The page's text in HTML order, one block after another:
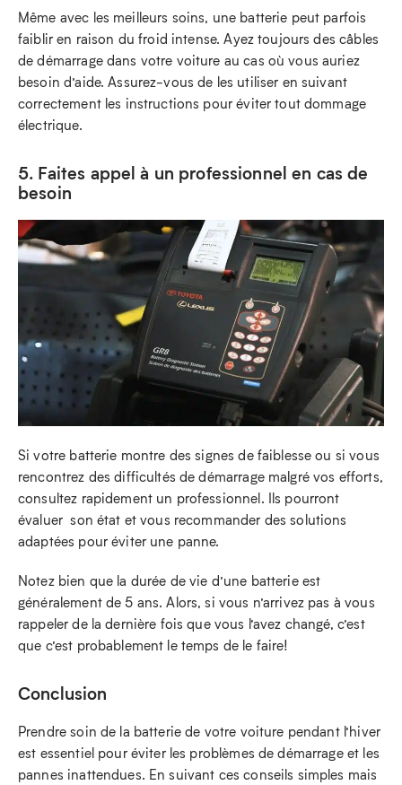
Même avec les meilleurs soins, une batterie peut parfois
faiblir en raison du froid intense. Ayez toujours des câbles
de démarrage dans votre voiture au cas où vous auriez
besoin d’aide. Assurez-vous de les utiliser en suivant
correctement les instructions pour éviter tout dommage
électrique.
5. Faites appel à un professionnel en cas de
besoin
Si votre batterie montre des signes de faiblesse ou si vous
rencontrez des difficultés de démarrage malgré vos efforts,
consultez rapidement un professionnel. Ils pourront
évaluer son état et vous recommander des solutions
adaptées pour éviter une panne.
Notez bien que la durée de vie d’une batterie est
généralement de 5 ans. Alors, si vous n’arrivez pas à vous
rappeler de la dernière fois que vous l’avez changé, c’est
que c’est probablement le temps de le faire!
Conclusion
Prendre soin de la batterie de votre voiture pendant l’hiver
est essentiel pour éviter les problèmes de démarrage et les
pannes inattendues. En suivant ces conseils simples mais